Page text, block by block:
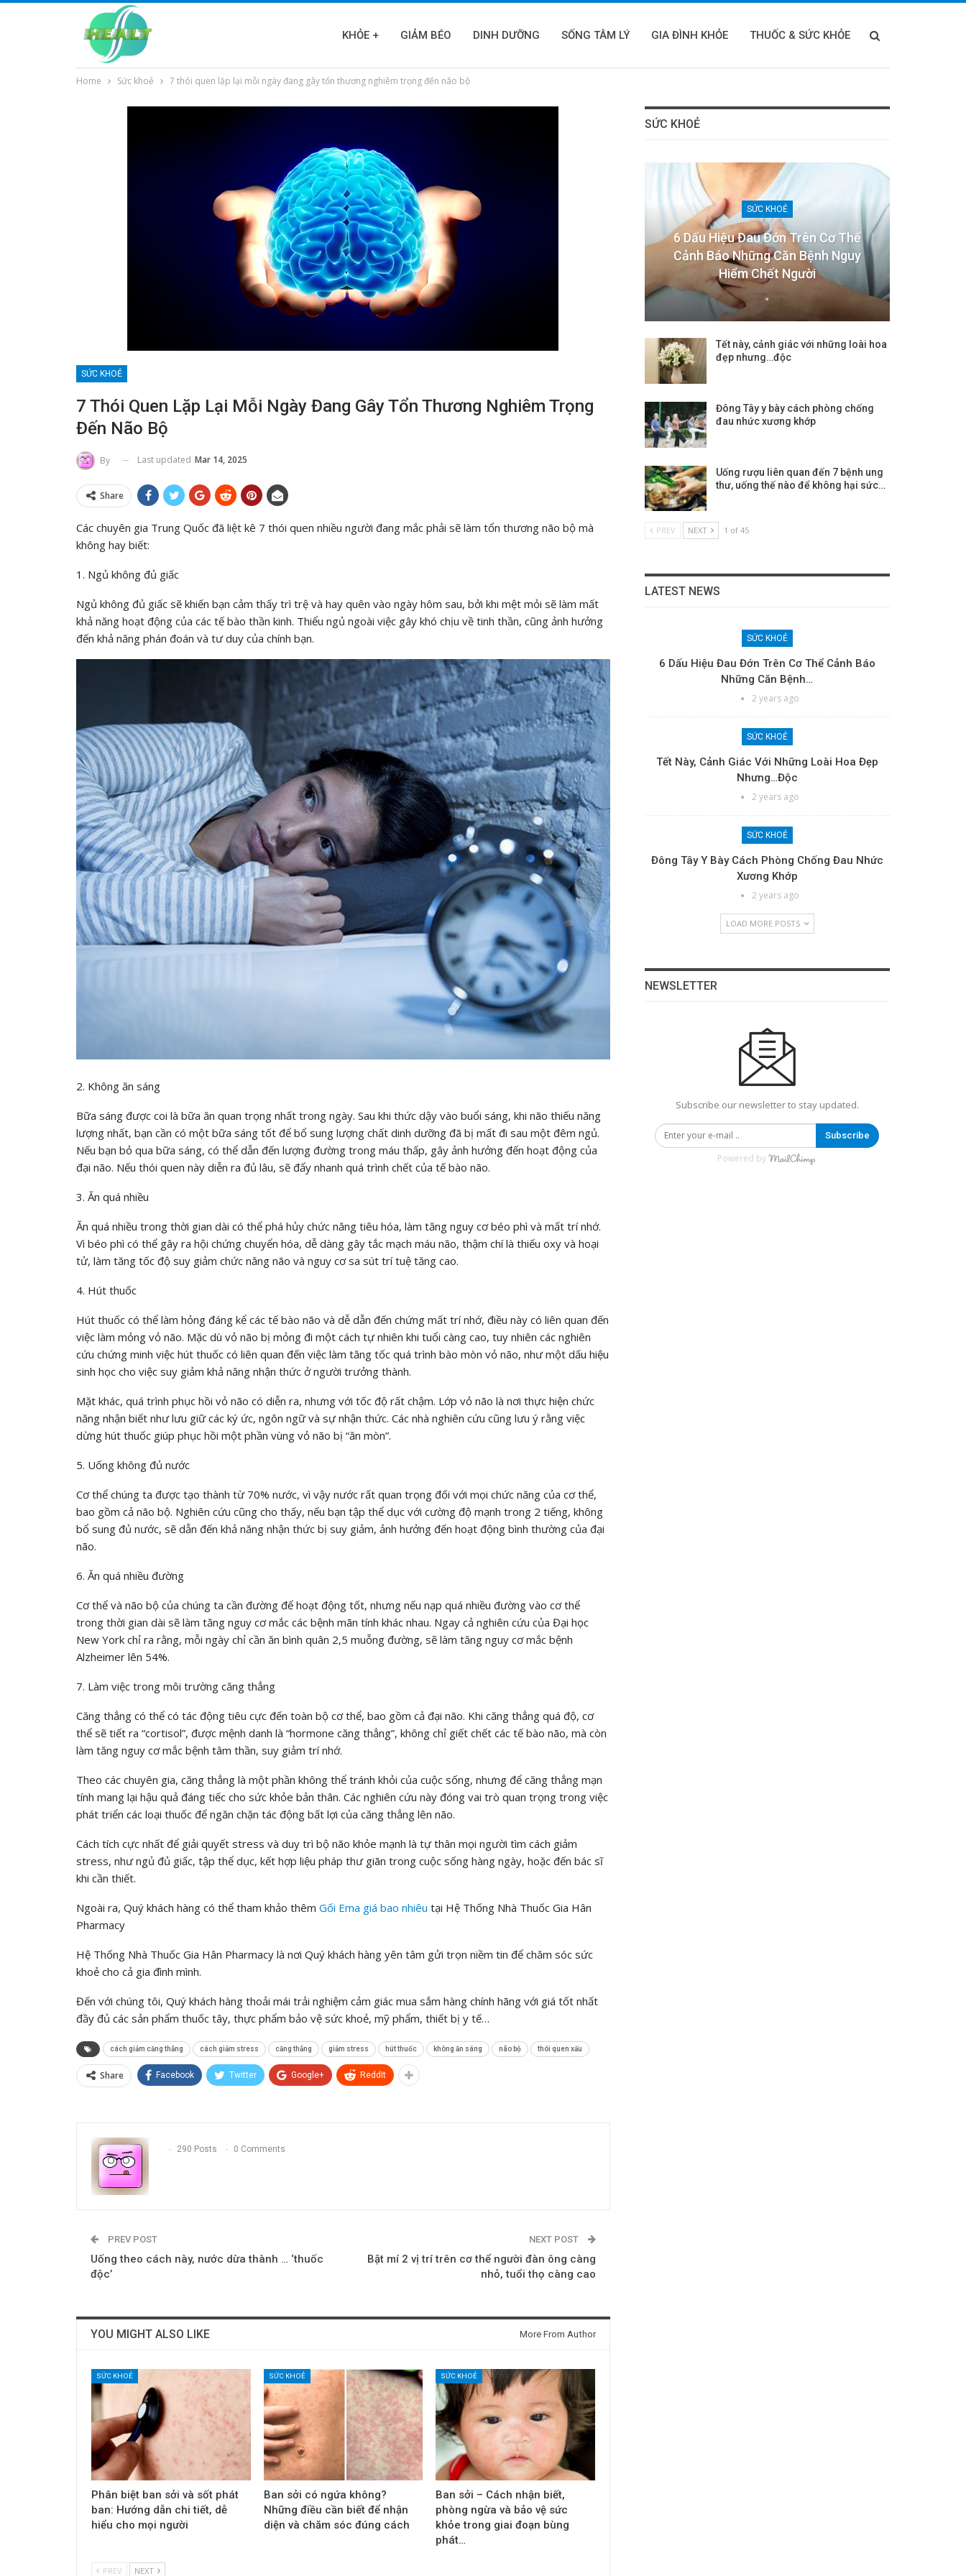
KHỎE + GIẢM BÉO DINH DƯỠNG SỐNG TÂM LÝ GIA ĐÌNH KHỎE THUỐC & SỨC KHỎE
Home Sức khoẻ 7 thói quen lặp lại mỗi ngày đang gây tổn thương nghiêm trọng đến não bộ
SỨC KHOẺ
7 Thói Quen Lặp Lại Mỗi Ngày Đang Gây Tổn Thương Nghiêm Trọng
Đến Não Bộ
By Last updated Mar 14, 2025
Share
Các chuyên gia Trung Quốc đã liệt kê 7 thói quen nhiều người đang mắc phải sẽ làm tổn thương não bộ mà
không hay biết:
1. Ngủ không đủ giấc
Ngủ không đủ giấc sẽ khiến bạn cảm thấy trì trệ và hay quên vào ngày hôm sau, bởi khi mệt mỏi sẽ làm mất
khả năng hoạt động của các tế bào thần kinh. Thiểu ngủ ngoài việc gây khó chịu về tinh thần, cũng ảnh hưởng
đến khả năng phán đoán và tư duy của chính bạn.
2. Không ăn sáng
Bữa sáng được coi là bữa ăn quan trọng nhất trong ngày. Sau khi thức dậy vào buổi sáng, khi não thiếu năng
lượng nhất, bạn cần có một bữa sáng tốt để bổ sung lượng chất dinh dưỡng đã bị mất đi sau một đêm ngủ.
Nếu bạn bỏ qua bữa sáng, có thể dẫn đến lượng đường trong máu thấp, gây ảnh hưởng đến hoạt động của
đại não. Nếu thói quen này diễn ra đủ lâu, sẽ đẩy nhanh quá trình chết của tế bào não.
3. Ăn quá nhiều
Ăn quá nhiều trong thời gian dài có thể phá hủy chức năng tiêu hóa, làm tăng nguy cơ béo phì và mất trí nhớ.
Vì béo phì có thể gây ra hội chứng chuyển hóa, dễ dàng gây tắc mạch máu não, thậm chí là thiếu oxy và hoại
tử, làm tăng tốc độ suy giảm chức năng não và nguy cơ sa sút trí tuệ tăng cao.
4. Hút thuốc
Hút thuốc có thể làm hỏng đáng kể các tế bào não và dễ dẫn đến chứng mất trí nhớ, điều này có liên quan đến
việc làm mỏng vỏ não. Mặc dù vỏ não bị mỏng đi một cách tự nhiên khi tuổi càng cao, tuy nhiên các nghiên
cứu chứng minh việc hút thuốc có liên quan đến việc làm tăng tốc quá trình bào mòn vỏ não, như một dấu hiệu
sinh học cho việc suy giảm khả năng nhận thức ở người trưởng thành.
Mặt khác, quá trình phục hồi vỏ não có diễn ra, nhưng với tốc độ rất chậm. Lớp vỏ não là nơi thực hiện chức
năng nhận biết như lưu giữ các ký ức, ngôn ngữ và sự nhận thức. Các nhà nghiên cứu cũng lưu ý rằng việc
dừng hút thuốc giúp phục hồi một phần vùng vỏ não bị “ăn mòn”.
5. Uống không đủ nước
Cơ thể chúng ta được tạo thành từ 70% nước, vì vậy nước rất quan trọng đối với mọi chức năng của cơ thể,
bao gồm cả não bộ. Nghiên cứu cũng cho thấy, nếu bạn tập thể dục với cường độ mạnh trong 2 tiếng, không
bổ sung đủ nước, sẽ dẫn đến khả năng nhận thức bị suy giảm, ảnh hưởng đến hoạt động bình thường của đại
não.
6. Ăn quá nhiều đường
Cơ thể và não bộ của chúng ta cần đường để hoạt động tốt, nhưng nếu nạp quá nhiều đường vào cơ thể
trong thời gian dài sẽ làm tăng nguy cơ mắc các bệnh mãn tính khác nhau. Ngay cả nghiên cứu của Đại học
New York chỉ ra rằng, mỗi ngày chỉ cần ăn bình quân 2,5 muỗng đường, sẽ làm tăng nguy cơ mắc bệnh
Alzheimer lên 54%.
7. Làm việc trong môi trường căng thẳng
Căng thẳng có thể có tác động tiêu cực đến toàn bộ cơ thể, bao gồm cả đại não. Khi căng thẳng quá độ, cơ
thể sẽ tiết ra “cortisol”, được mệnh danh là “hormone căng thẳng”, không chỉ giết chết các tế bào não, mà còn
làm tăng nguy cơ mắc bệnh tâm thần, suy giảm trí nhớ.
Theo các chuyên gia, căng thẳng là một phần không thể tránh khỏi của cuộc sống, nhưng để căng thẳng mạn
tính mang lại hậu quả đáng tiếc cho sức khỏe bản thân. Các nghiên cứu này đóng vai trò quan trọng trong việc
phát triển các loại thuốc để ngăn chặn tác động bất lợi của căng thẳng lên não.
Cách tích cực nhất để giải quyết stress và duy trì bộ não khỏe mạnh là tự thân mọi người tìm cách giảm
stress, như ngủ đủ giấc, tập thể dục, kết hợp liệu pháp thư giãn trong cuộc sống hàng ngày, hoặc đến bác sĩ
khi cần thiết.
Ngoài ra, Quý khách hàng có thể tham khảo thêm Gối Ema giá bao nhiêu tại Hệ Thống Nhà Thuốc Gia Hân
Pharmacy
Hệ Thống Nhà Thuốc Gia Hân Pharmacy là nơi Quý khách hàng yên tâm gửi trọn niềm tin để chăm sóc sức
khoẻ cho cả gia đình mình.
Đến với chúng tôi, Quý khách hàng thoải mái trải nghiệm cảm giác mua sắm hàng chính hãng với giá tốt nhất
đầy đủ các sản phẩm thuốc tây, thực phẩm bảo vệ sức khoẻ, mỹ phẩm, thiết bị y tế…
cách giảm căng thẳng cách giảm stress căng thẳng giảm stress hút thuốc không ăn sáng não bộ thói quen xấu
Share Facebook Twitter Google+ ReddIt
290 Posts 0 Comments
PREV POST
Uống theo cách này, nước dừa thành … ‘thuốc
độc’
NEXT POST
Bật mí 2 vị trí trên cơ thể người đàn ông càng
nhỏ, tuổi thọ càng cao
YOU MIGHT ALSO LIKE More From Author
SỨC KHOẺ
Phân biệt ban sởi và sốt phát
ban: Hướng dẫn chi tiết, dễ
hiểu cho mọi người
SỨC KHOẺ
Ban sởi có ngứa không?
Những điều cần biết để nhận
diện và chăm sóc đúng cách
SỨC KHOẺ
Ban sởi – Cách nhận biết,
phòng ngừa và bảo vệ sức
khỏe trong giai đoạn bùng
phát…
PREV NEXT
SỨC KHOẺ
SỨC KHOẺ
6 Dấu Hiệu Đau Đớn Trên Cơ Thể
Cảnh Báo Những Căn Bệnh Nguy
Hiểm Chết Người
Tết này, cảnh giác với những loài hoa
đẹp nhưng…độc
Đông Tây y bày cách phòng chống
đau nhức xương khớp
Uống rượu liên quan đến 7 bệnh ung
thư, uống thế nào để không hại sức…
PREV NEXT 1 of 45
LATEST NEWS
SỨC KHOẺ
6 Dấu Hiệu Đau Đớn Trên Cơ Thể Cảnh Báo
Những Căn Bệnh…
2 years ago
SỨC KHOẺ
Tết Này, Cảnh Giác Với Những Loài Hoa Đẹp
Nhưng…độc
2 years ago
SỨC KHOẺ
Đông Tây Y Bày Cách Phòng Chống Đau Nhức
Xương Khớp
2 years ago
LOAD MORE POSTS
NEWSLETTER
Subscribe our newsletter to stay updated.
Subscribe
Powered by